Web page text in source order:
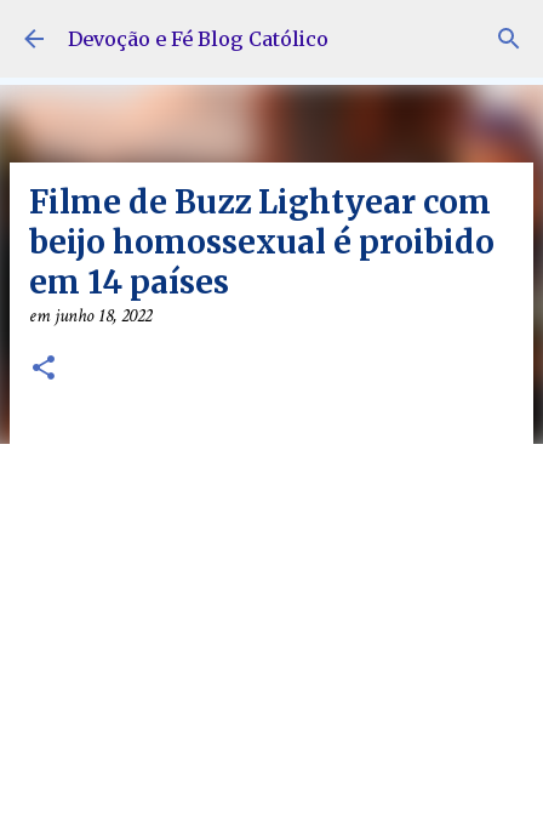
Pular para o conteúdo principal
Devoção e Fé Blog Católico
Filme de Buzz Lightyear com
beijo homossexual é proibido
em 14 países
emjunho 18, 2022